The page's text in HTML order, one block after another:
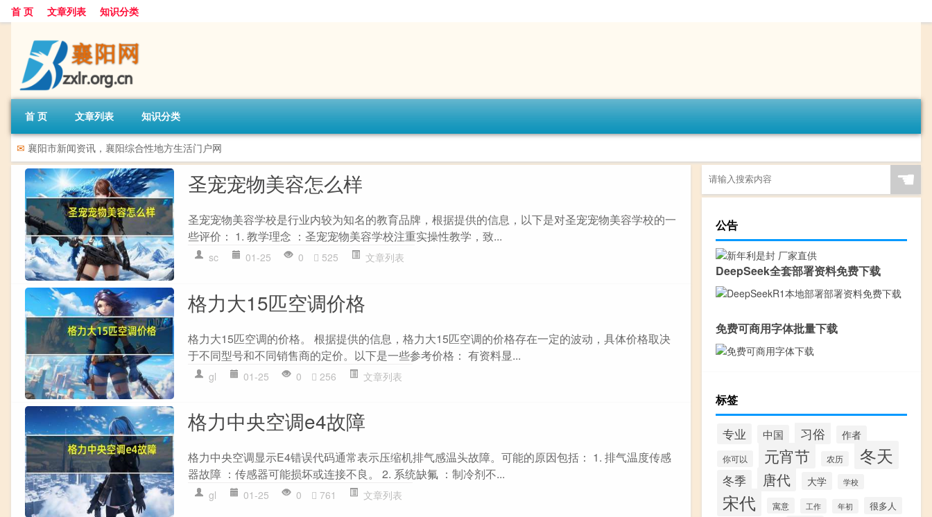
首 页 文章列表 知识分类
首 页 文章列表 知识分类
✉ 襄阳市新闻资讯，襄阳综合性地方生活门户网
圣宠宠物美容怎么样
圣宠宠物美容学校是行业内较为知名的教育品牌，根据提供的信息，以下是对圣宠宠物美容学校的一
些评价： 1. 教学理念 ：圣宠宠物美容学校注重实操性教学，致...
sc 01-25 0 525 文章列表
格力大15匹空调价格
格力大15匹空调的价格。 根据提供的信息，格力大15匹空调的价格存在一定的波动，具体价格取决
于不同型号和不同销售商的定价。以下是一些参考价格： 有资料显...
gl 01-25 0 256 文章列表
格力中央空调e4故障
格力中央空调显示E4错误代码通常表示压缩机排气感温头故障。可能的原因包括： 1. 排气温度传感
器故障 ：传感器可能损坏或连接不良。 2. 系统缺氟 ：制冷剂不...
gl 01-25 0 761 文章列表
☚
公告
DeepSeek全套部署资料免费下载
免费可商用字体批量下载
标签
专业 中国 习俗 作者
你可以 元宵节 农历 冬天
冬季 唐代 大学 学校
宋代 寓意 工作 年初 很多人